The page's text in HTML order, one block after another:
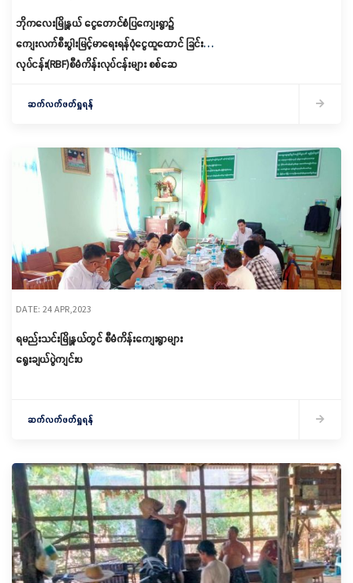
ဘိုကလေးမြို့နယ် ငွေတောင်စံပြကျေးရွာ၌
ကျေးလက်စီးပွါးမြင့်မာရေးရန်ပုံငွေထူထောင် ခြင်း
လုပ်ငန်း(RBF)စီမံကိန်းလုပ်ငန်းများ စစ်ဆေ
ဆက်လက်ဖတ်ရှုရန်
DATE: 24 APR,2023
ရမည်းသင်းမြို့နယ်တွင် စီမံကိန်းကျေးရွာများ
ရွေးချယ်ပွဲကျင်းပ
ဆက်လက်ဖတ်ရှုရန်